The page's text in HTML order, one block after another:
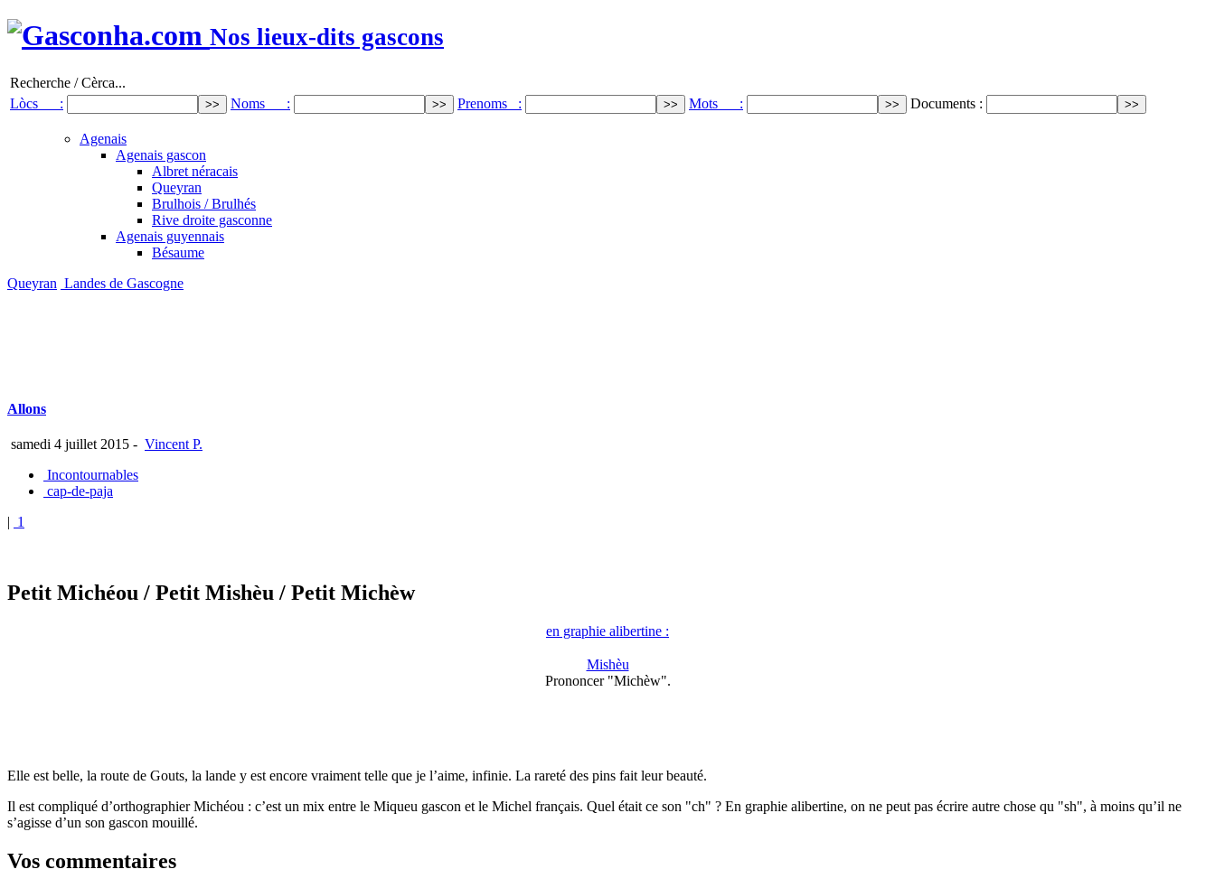
Nos lieux-dits gascons
Recherche / Cèrca...
Lòcs :
Noms : Prenoms : Mots : Documents :
Agenais
Agenais gascon
Albret néracais
Queyran
Brulhois / Brulhés
Rive droite gasconne
Agenais guyennais
Bésaume
Queyran Landes de Gascogne
Allons
samedi 4 juillet 2015 - Vincent P.
Incontournables
cap-de-paja
| 1
Petit Michéou / Petit Mishèu / Petit Michèw
en graphie alibertine :
Mishèu
Prononcer "Michèw".
Elle est belle, la route de Gouts, la lande y est encore vraiment telle que je l’aime, infinie. La rareté des pins fait leur beauté.
Il est compliqué d’orthographier Michéou : c’est un mix entre le Miqueu gascon et le Michel français. Quel était ce son "ch" ? En graphie alibertine, on ne peut pas écrire autre chose qu "sh", à moins qu’il ne
s’agisse d’un son gascon mouillé.
Vos commentaires